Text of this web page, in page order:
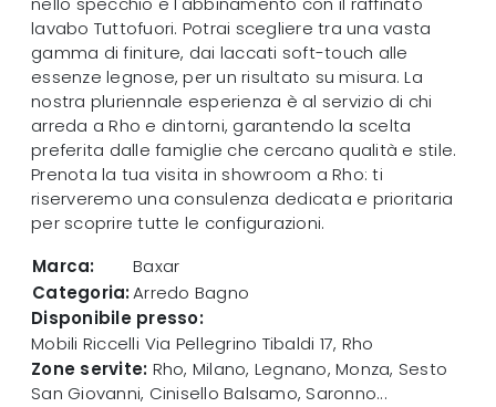
lavabo Tuttofuori. Potrai scegliere tra una vasta
gamma di finiture, dai laccati soft-touch alle
essenze legnose, per un risultato su misura. La
nostra pluriennale esperienza è al servizio di chi
arreda a Rho e dintorni, garantendo la scelta
preferita dalle famiglie che cercano qualità e stile.
Prenota la tua visita in showroom a Rho: ti
riserveremo una consulenza dedicata e prioritaria
per scoprire tutte le configurazioni.
Marca:
Baxar
Categoria:Arredo Bagno
Disponibile presso:
Mobili Riccelli Via Pellegrino Tibaldi 17, Rho
Zone servite: Rho, Milano, Legnano, Monza, Sesto
San Giovanni, Cinisello Balsamo, Saronno...